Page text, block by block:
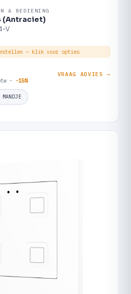
& BEDIENING
(Antraciet)
V
— klik voor opties
· -15%
VRAAG ADVIES →